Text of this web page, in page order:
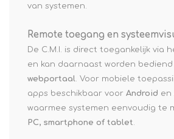
van systemen.
Remote toegang en
De C.M.I. is direct toegankelijk via
en kan daarnaast worden
webportaal. Voor mobiele
apps beschikbaar voor Android en
waarmee systemen eenvoudig te
PC, smartphone of tablet.